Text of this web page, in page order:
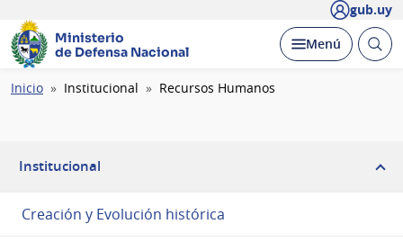
gub.uy
Ministerio
de Defensa Nacional
Desplegar
Menú Abrir
Ruta
Inicio Institucional Recursos Humanos
Institucional
Creación y Evolución histórica